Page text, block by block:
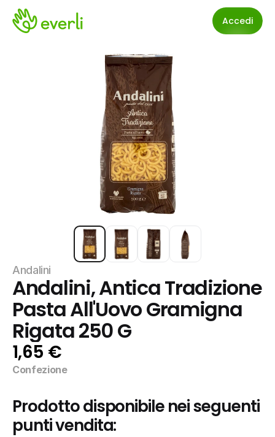
Accedi
Andalini
Andalini, Antica Tradizione
Pasta All'Uovo Gramigna
Rigata 250 G
1,65 €
Confezione
Prodotto disponibile nei seguenti
punti vendita: